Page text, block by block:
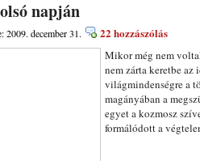
napján
2009. december 31. 22 hozzászólás
Mikor még nem
nem zárta keretbe
világmindenségre a
magányában a
egyet a kozmosz
formálódott a